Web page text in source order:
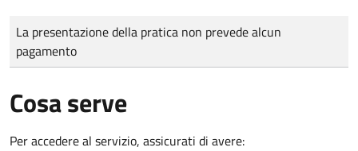
Tipo di pagamento
Importo
La presentazione della pratica non prevede alcun
pagamento
Cosa serve
Per accedere al servizio, assicurati di avere: